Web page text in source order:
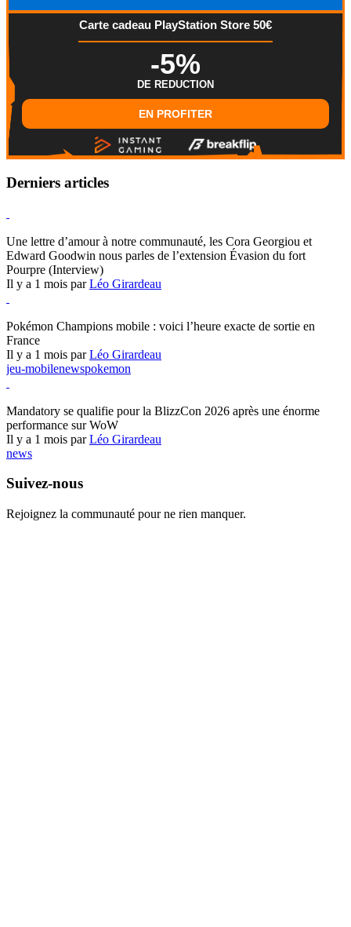
Carte cadeau PlayStation Store 50€
-5%
DE REDUCTION
EN PROFITER
Derniers articles
Une lettre d’amour à notre communauté, les Cora Georgiou et
Edward Goodwin nous parles de l’extension Évasion du fort
Pourpre (Interview)
Il y a 1 mois parLéo Girardeau
Pokémon Champions mobile : voici l’heure exacte de sortie en
France
Il y a 1 mois parLéo Girardeau
jeu-mobilenewspokemon
Mandatory se qualifie pour la BlizzCon 2026 après une énorme
performance sur WoW
Il y a 1 mois parLéo Girardeau
news
Suivez-nous
Rejoignez la communauté pour ne rien manquer.